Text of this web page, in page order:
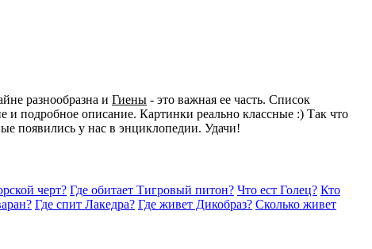
разнообразна и Гиены - это важная ее часть. Список
подробное описание. Картинки реально классные :) Так что
появились у нас в энциклопедии. Удачи!
черт? Где обитает Тигровый питон? Что ест Голец? Кто
Где спит Лакедра? Где живет Дикобраз? Сколько живет